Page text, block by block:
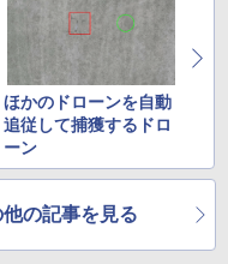
ていボケるか死ぬ。70
られた特別な時間 （幻
理子 ]
ライフ〜第二の職業を
なりました〜 33巻
行諸島 ]
Liberty 5 ミッドナイトブ
レード版】AOKIMI ワイヤ
イヤホン V12 小型
ver.)
ラベルレス 2L×9本
定】 伊藤園 磨かれて、澄
ぶ」(22) (角川コミックス・
モノクロ版 39 (ジャンプ
ほかのドローンを自動
追従して捕獲するドロ
ーン
の記事を見る